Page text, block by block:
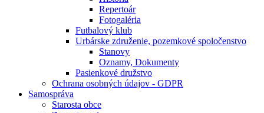
Repertoár
Fotogaléria
Futbalový klub
Urbárske združenie, pozemkové spoločenstvo
Stanovy
Oznamy, Dokumenty
Pasienkové družstvo
Ochrana osobných údajov - GDPR
Samospráva
Starosta obce